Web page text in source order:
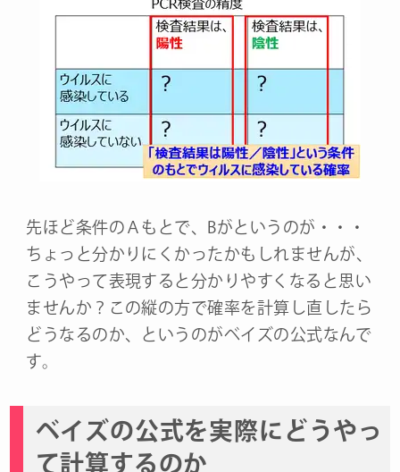
先ほど条件のＡもとで、Bがというのが・・・
ちょっと分かりにくかったかもしれませんが、
こうやって表現すると分かりやすくなると思い
ませんか？この縦の方で確率を計算し直したら
どうなるのか、というのがベイズの公式なんで
す。
ベイズの公式を実際にどうやっ
て計算するのか